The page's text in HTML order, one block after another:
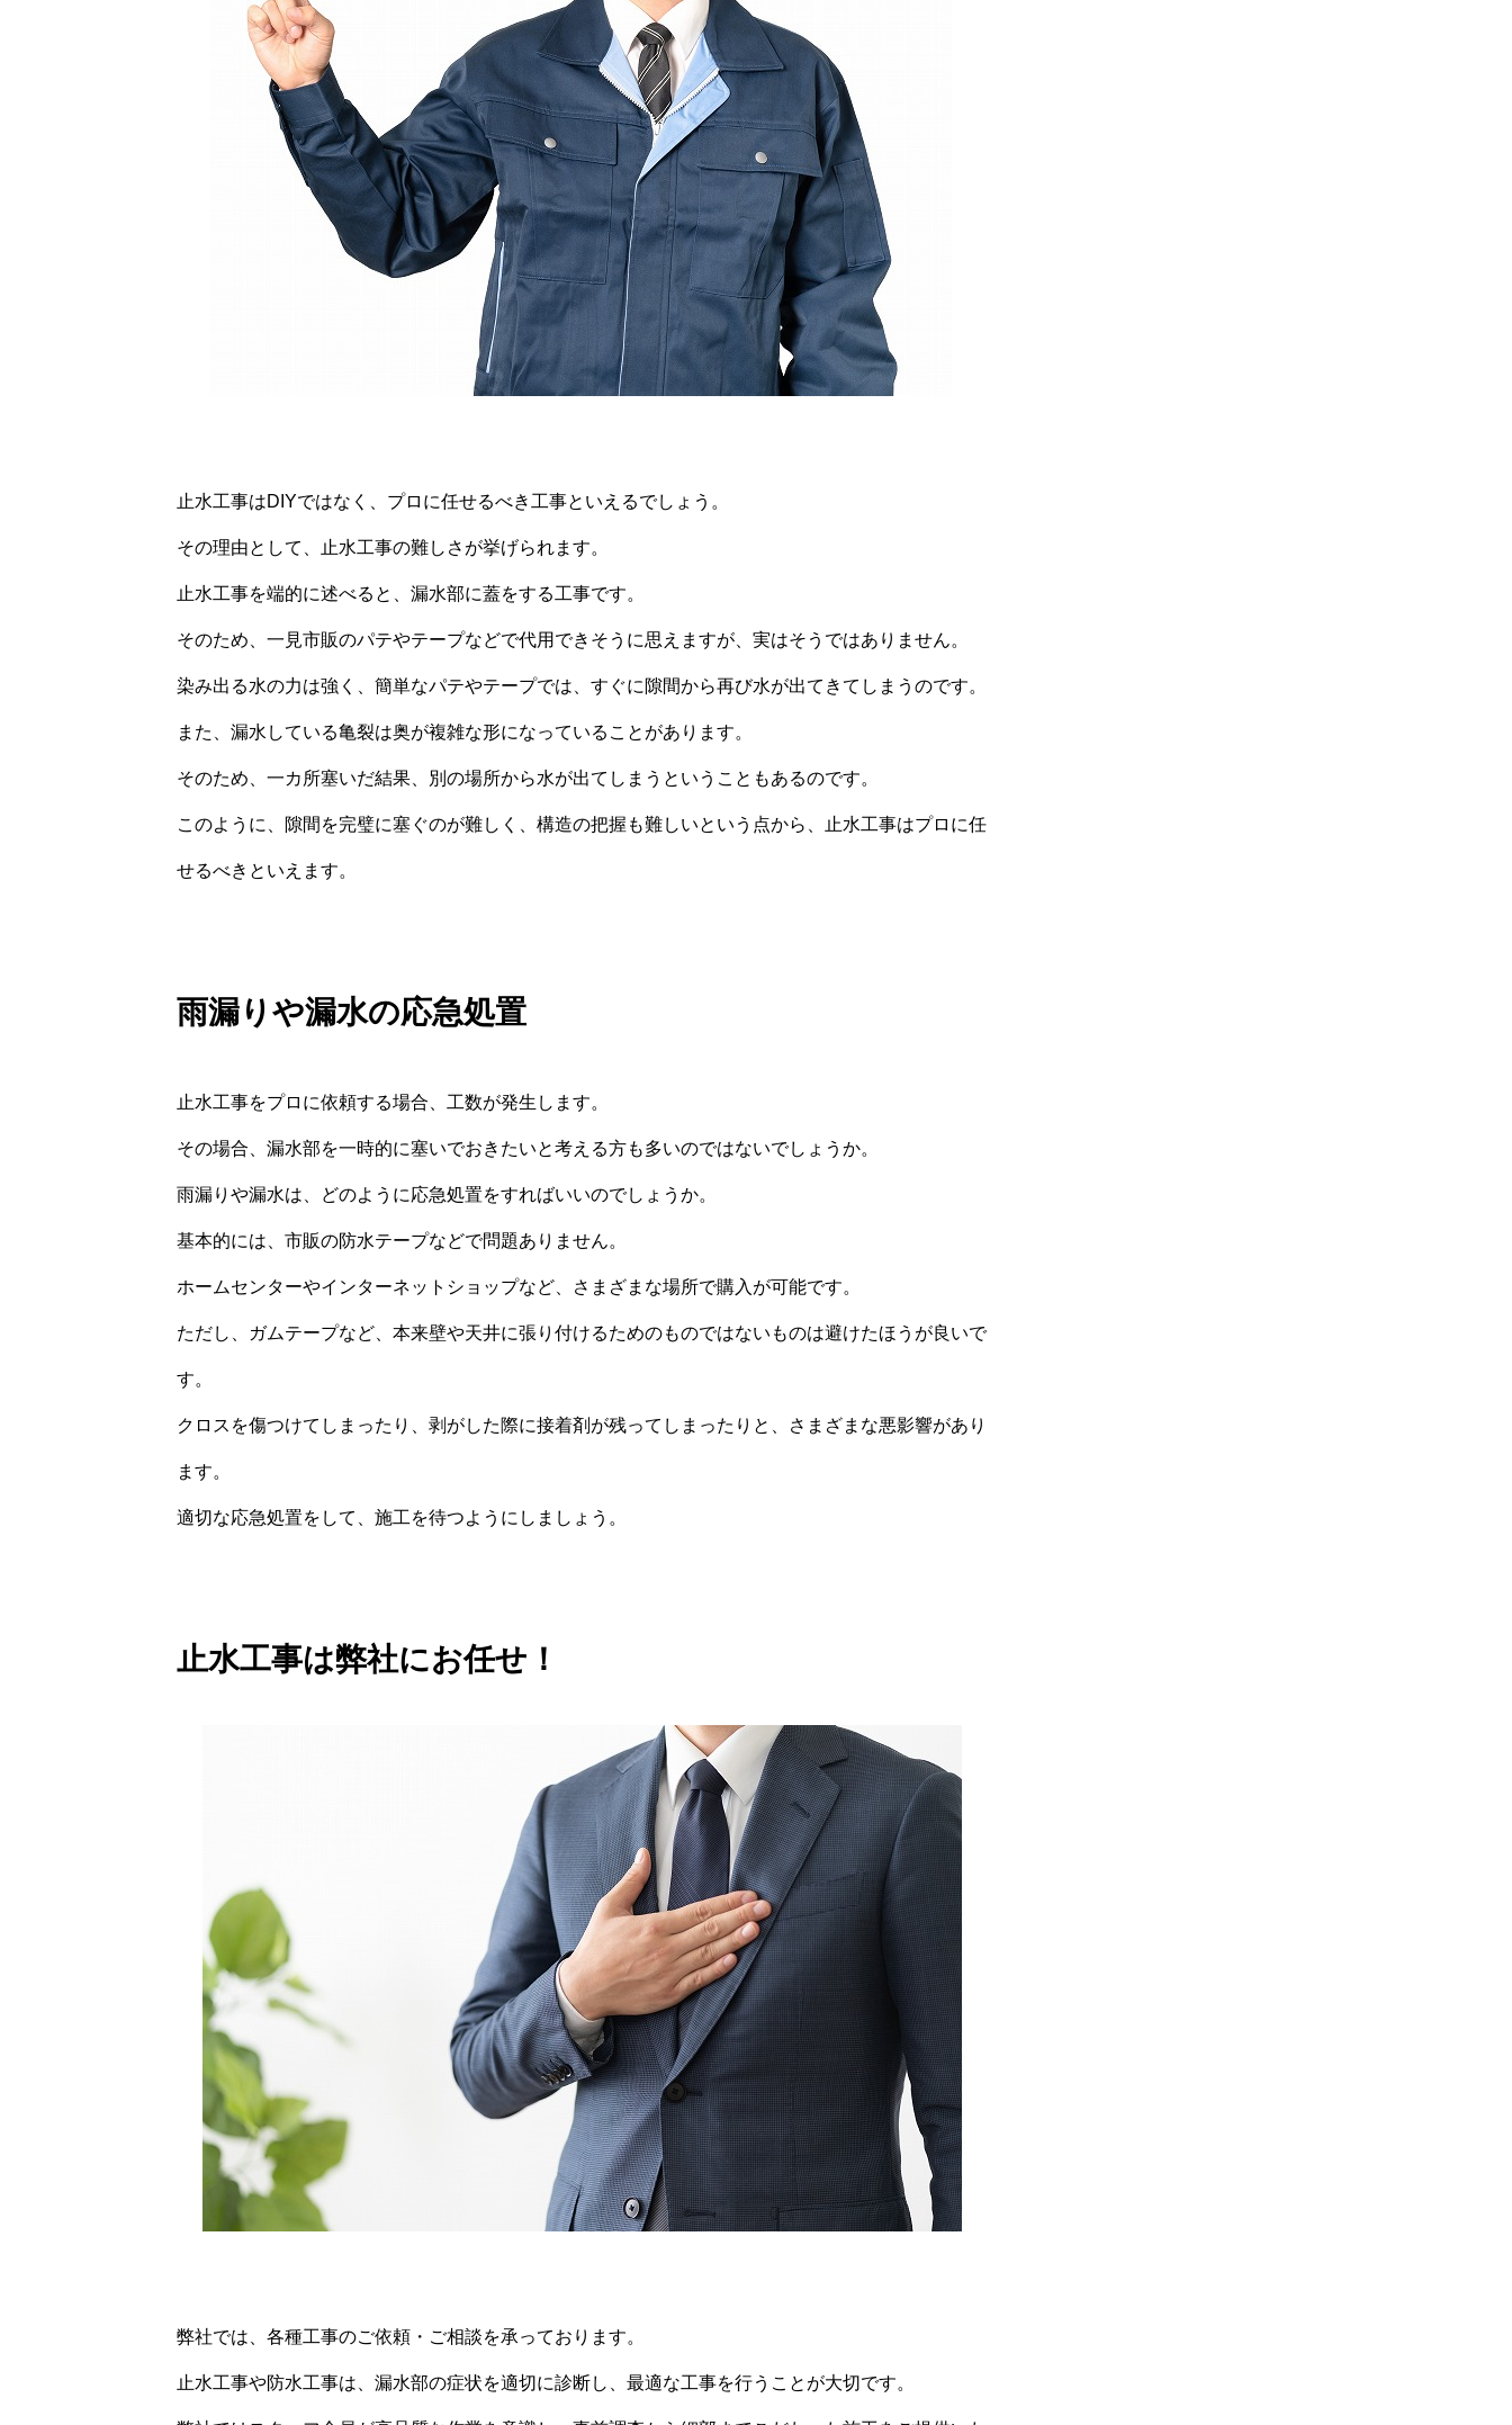
止水工事はDIYではなく、プロに任せるべき工事といえるでしょう。
その理由として、止水工事の難しさが挙げられます。
止水工事を端的に述べると、漏水部に蓋をする工事です。
そのため、一見市販のパテやテープなどで代用できそうに思えますが、実はそうではありません。
染み出る水の力は強く、簡単なパテやテープでは、すぐに隙間から再び水が出てきてしまうのです。
また、漏水している亀裂は奥が複雑な形になっていることがあります。
そのため、一カ所塞いだ結果、別の場所から水が出てしまうということもあるのです。
このように、隙間を完璧に塞ぐのが難しく、構造の把握も難しいという点から、止水工事はプロに任
せるべきといえます。
雨漏りや漏水の応急処置
止水工事をプロに依頼する場合、工数が発生します。
その場合、漏水部を一時的に塞いでおきたいと考える方も多いのではないでしょうか。
雨漏りや漏水は、どのように応急処置をすればいいのでしょうか。
基本的には、市販の防水テープなどで問題ありません。
ホームセンターやインターネットショップなど、さまざまな場所で購入が可能です。
ただし、ガムテープなど、本来壁や天井に張り付けるためのものではないものは避けたほうが良いで
す。
クロスを傷つけてしまったり、剥がした際に接着剤が残ってしまったりと、さまざまな悪影響があり
ます。
適切な応急処置をして、施工を待つようにしましょう。
止水工事は弊社にお任せ！
弊社では、各種工事のご依頼・ご相談を承っております。
止水工事や防水工事は、漏水部の症状を適切に診断し、最適な工事を行うことが大切です。